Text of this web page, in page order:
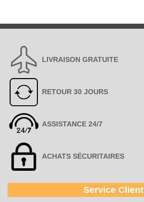
LIVRAISON GRATUITE
RETOUR 30 JOURS
ASSISTANCE 24/7
ACHATS SÉCURITAIRES
Service Client